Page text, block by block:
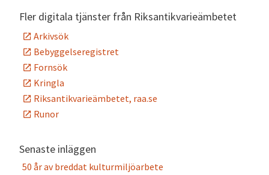
Fler digitala tjänster från Riksantikvarieämbetet
Arkivsök
Bebyggelseregistret
Fornsök
Kringla
Riksantikvarieämbetet, raa.se
Runor
Senaste inläggen
50 år av breddat kulturmiljöarbete